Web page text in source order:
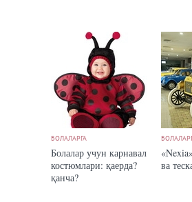
БОЛАЛАРГА
Болалар учун карнавал
костюмлари: қаерда?
қанча?
ва